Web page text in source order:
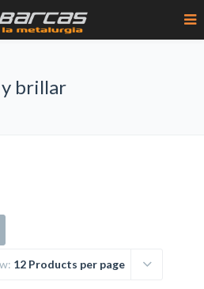
y brillar
12 Products per page